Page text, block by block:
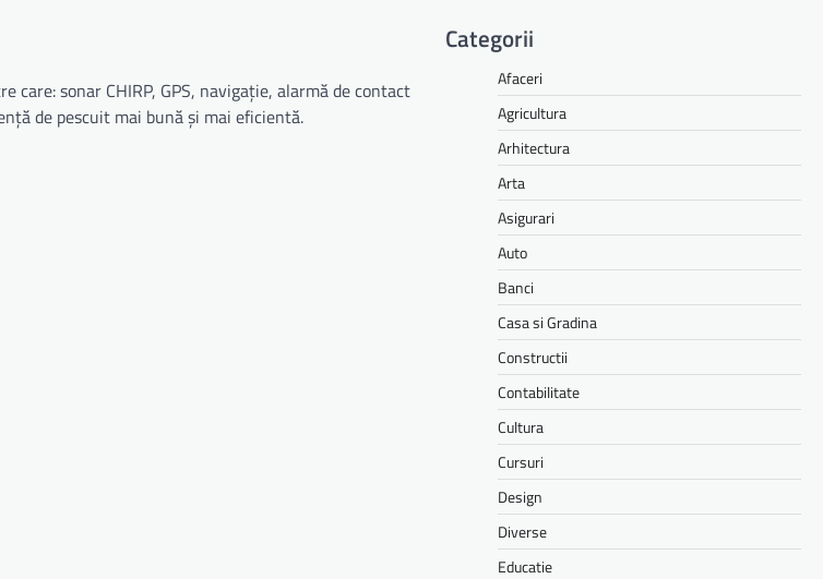
care: sonar CHIRP, GPS, navigație, alarmă de contact
de pescuit mai bună și mai eficientă.
Categorii
Afaceri
Agricultura
Arhitectura
Arta
Asigurari
Auto
Banci
Casa si Gradina
Constructii
Contabilitate
Cultura
Cursuri
Design
Diverse
Educatie